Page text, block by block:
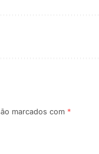
marcados com *